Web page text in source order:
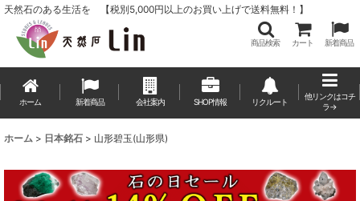
天然石のある生活を 【税別5,000円以上のお買い上げで送料無料！】
商品検索 カート 新着商品
ホーム 新着商品 会社案内 SHOP情報 リクルート
他リンクはコチ
ラ→
ホーム > 日本銘石 > 山形碧玉(山形県)